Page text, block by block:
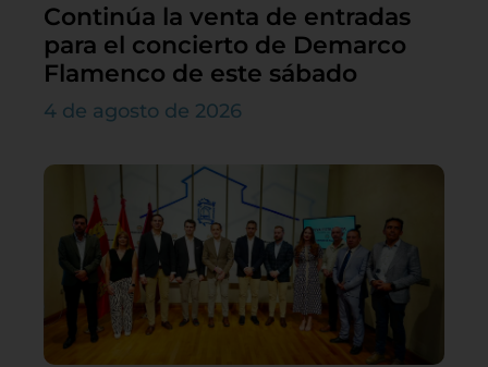
Continúa la venta de entradas
para el concierto de Demarco
Flamenco de este sábado
4 de agosto de 2026